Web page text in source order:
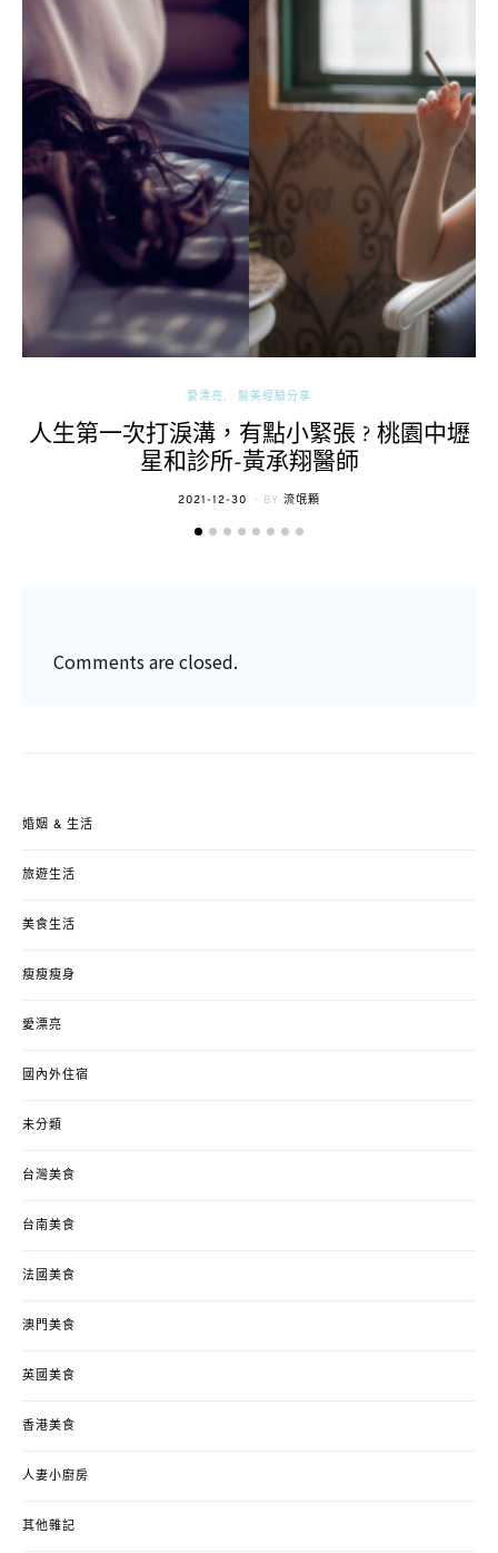
愛漂亮 醫美經驗分享
人生第一次打淚溝，有點小緊張 ? 桃園中壢
星和診所-黃承翔醫師
POSTED
2021-12-30 BY 流氓顆
Comments are closed.
婚姻 & 生活
旅遊生活
美食生活
瘦瘦瘦身
愛漂亮
國內外住宿
未分類
台灣美食
台南美食
法國美食
澳門美食
英國美食
香港美食
人妻小廚房
其他雜記